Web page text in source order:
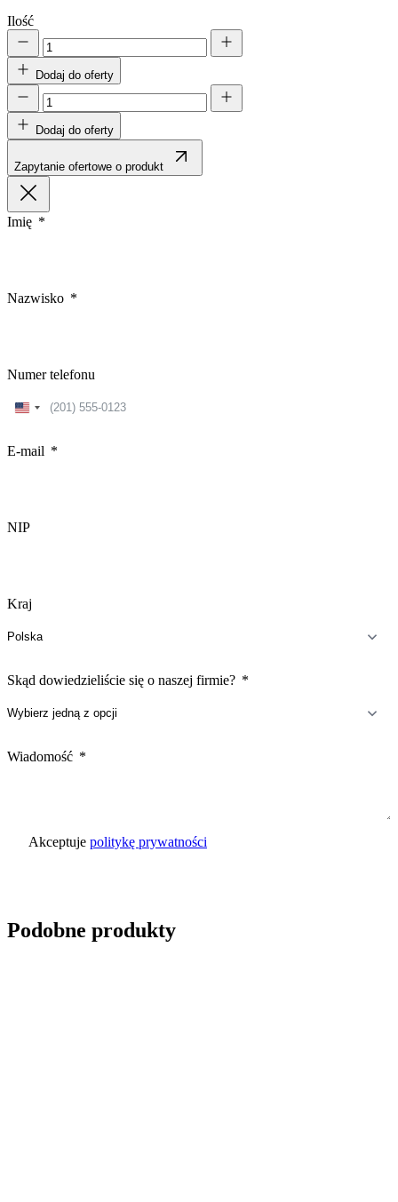
Ilość
Dodaj do oferty
Dodaj do oferty
Zapytanie ofertowe o produkt
Imię
Nazwisko
Numer telefonu
United
E-mail
NIP
Kraj
Skąd dowiedzieliście się o naszej firmie?
Wiadomość
Akceptuje politykę prywatności
Podobne produkty